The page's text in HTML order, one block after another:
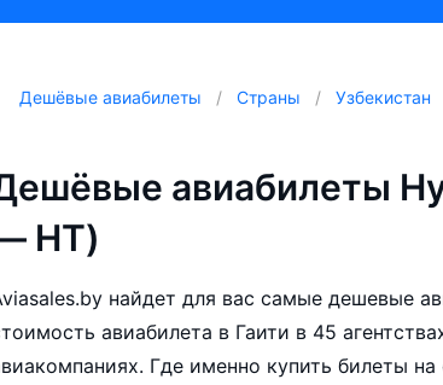
Дешёвые авиабилеты Страны Узбекистан
авиабилеты
HT)
найдет для вас самые дешевые
авиабилета в Гаити в 45
Где именно купить билеты